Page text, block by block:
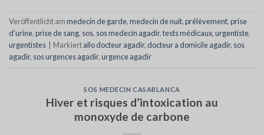
Veröffentlicht ammedecin de garde,medecin de nuit,prélèvement,prise
d'urine,prise de sang, sos, sos medecin agadir,tests médicaux,urgentiste,
urgentistes
Markiertallo docteur agadir, docteur a domicile agadir, sos
agadir, sos urgences agadir,urgence agadir
SOS MEDECIN CASABLANCA
Hiver et risques d’intoxication au
monoxyde de carbone